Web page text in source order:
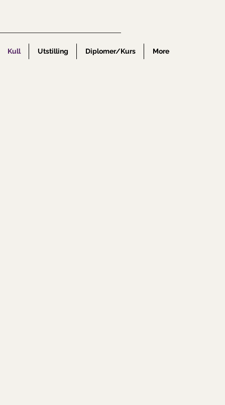
Kull Utstilling Diplomer/Kurs More